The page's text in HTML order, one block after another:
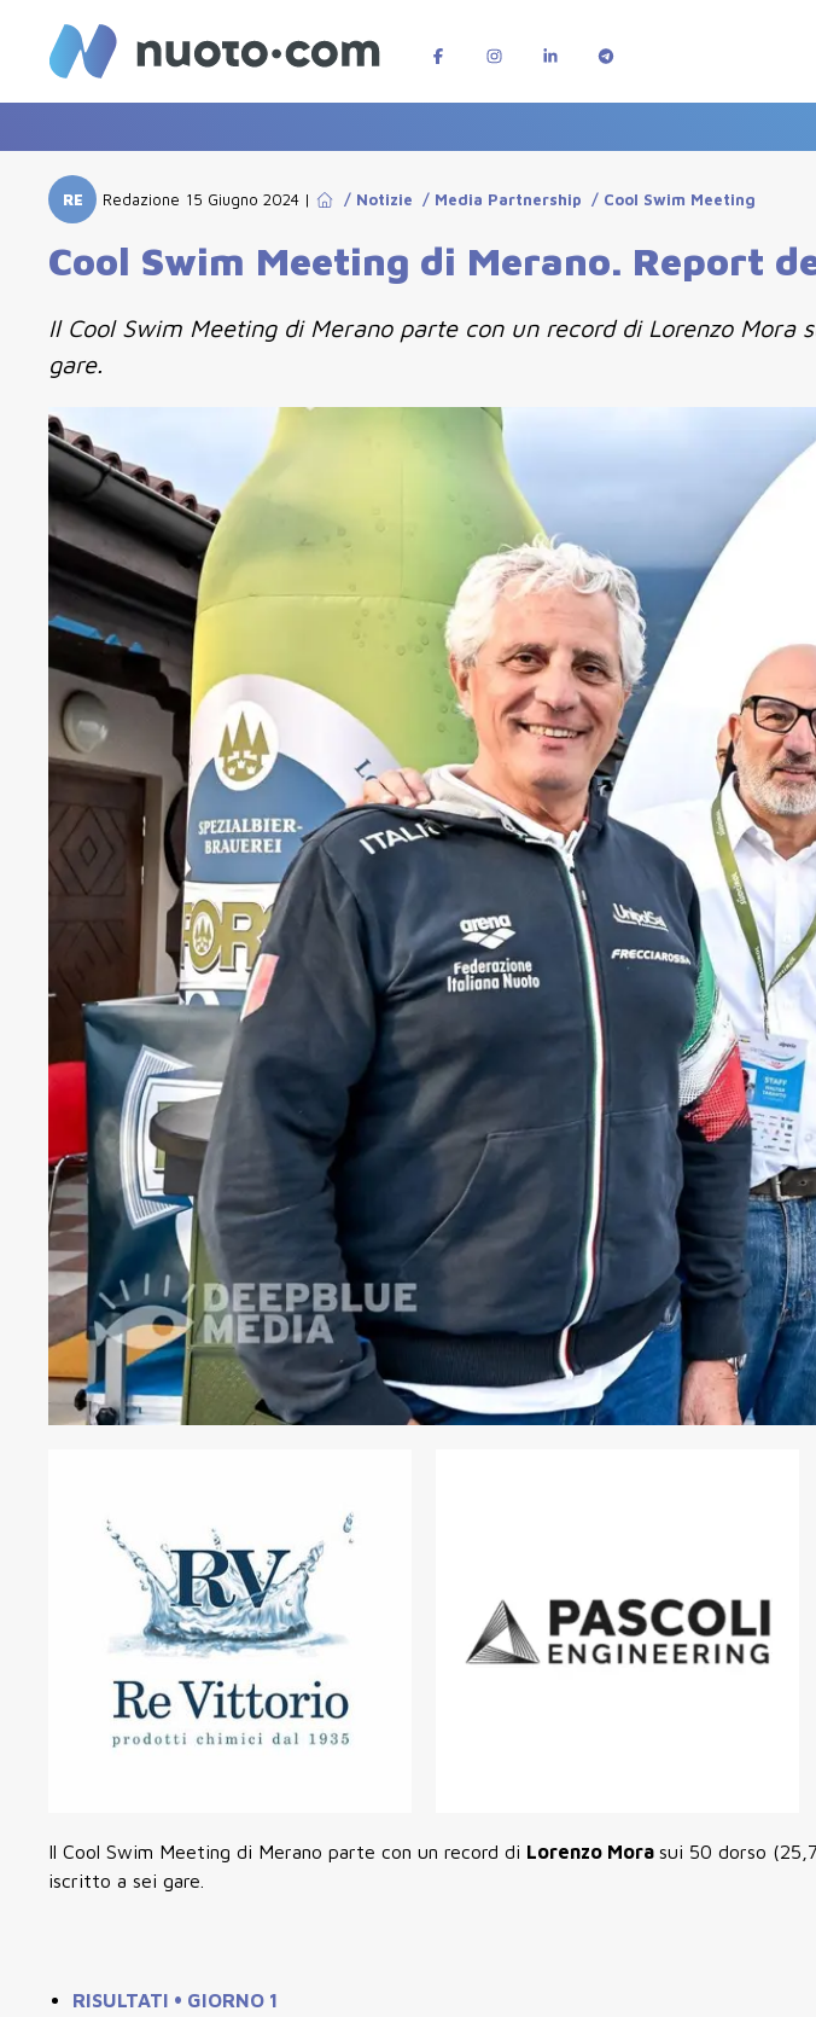
RE Redazione 15 Giugno 2024 | / Notizie / Media Partnership / Cool Swim Meeting
Cool Swim Meeting di Merano. Report
Il Cool Swim Meeting di Merano parte con un record di Lorenzo
gare.
Il Cool Swim Meeting di Merano parte con un record di Lorenzo Mora sui 50 dorso
iscritto a sei gare.
RISULTATI • GIORNO 1